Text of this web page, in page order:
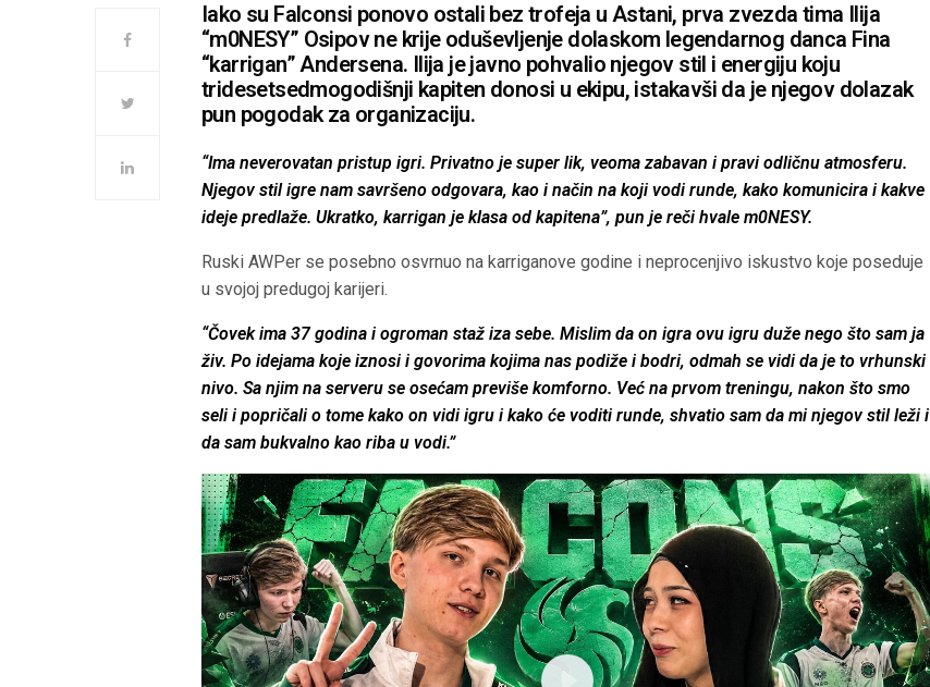
Iako su Falconsi ponovo ostali bez trofeja u Astani, prva zvezda tima Ilija
“m0NESY” Osipov ne krije oduševljenje dolaskom legendarnog danca Fina
“karrigan” Andersena. Ilija je javno pohvalio njegov stil i energiju koju
tridesetsedmogodišnji kapiten donosi u ekipu, istakavši da je njegov dolazak
pun pogodak za organizaciju.
“Ima neverovatan pristup igri. Privatno je super lik, veoma zabavan i pravi odličnu atmosferu.
Njegov stil igre nam savršeno odgovara, kao i način na koji vodi runde, kako komunicira i kakve
ideje predlaže. Ukratko, karrigan je klasa od kapitena”, pun je reči hvale m0NESY.
Ruski AWPer se posebno osvrnuo na karriganove godine i neprocenjivo iskustvo koje poseduje
u svojoj predugoj karijeri.
“Čovek ima 37 godina i ogroman staž iza sebe. Mislim da on igra ovu igru duže nego što sam ja
živ. Po idejama koje iznosi i govorima kojima nas podiže i bodri, odmah se vidi da je to vrhunski
nivo. Sa njim na serveru se osećam previše komforno. Već na prvom treningu, nakon što smo
seli i popričali o tome kako on vidi igru i kako će voditi runde, shvatio sam da mi njegov stil leži i
da sam bukvalno kao riba u vodi.”